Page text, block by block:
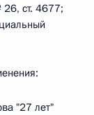
ст. 4677;
"27 лет"